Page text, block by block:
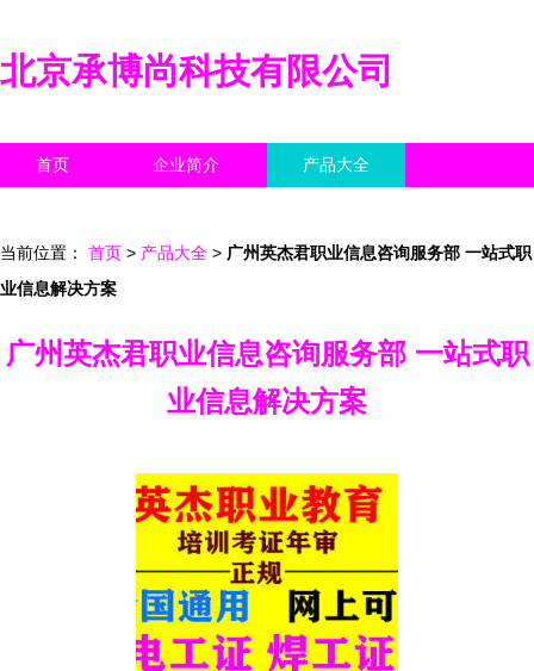
北京承博尚科技有限公司
首页 企业简介 产品大全
当前位置： 首页 > 产品大全 > 广州英杰君职业信息咨询服务部 一站式职
业信息解决方案
广州英杰君职业信息咨询服务部 一站式职
业信息解决方案